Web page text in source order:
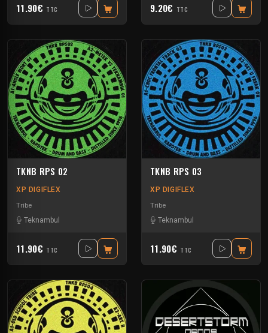
11.90€ TTC 9.20€ TTC
TKNB RPS 02
XP DIGIFLEX
Tribe
Teknambul
11.90€ TTC
TKNB RPS 03
XP DIGIFLEX
Tribe
Teknambul
11.90€ TTC